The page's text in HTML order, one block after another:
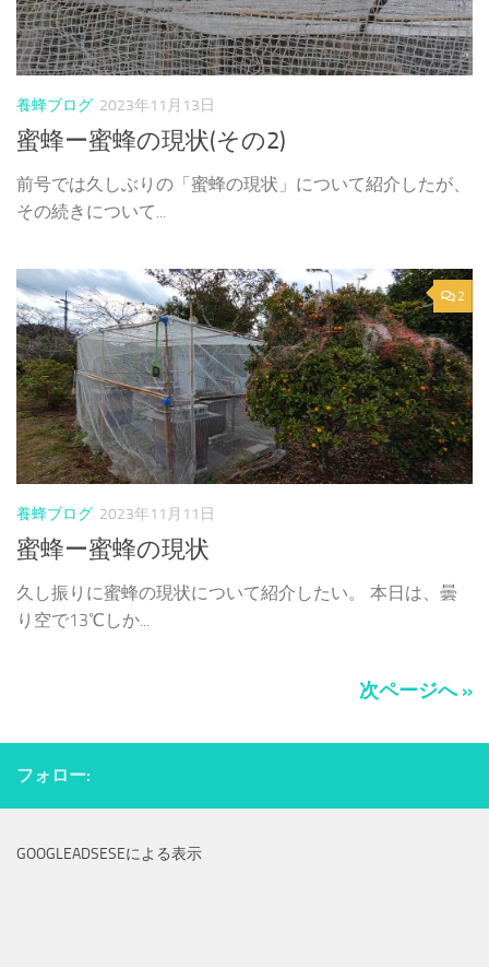
養蜂ブログ 2023年11月13日
蜜蜂ー蜜蜂の現状(その2)
前号では久しぶりの「蜜蜂の現状」について紹介したが、
その続きについて...
2
養蜂ブログ 2023年11月11日
蜜蜂ー蜜蜂の現状
久し振りに蜜蜂の現状について紹介したい。 本日は、曇
り空で13℃しか...
次ページへ »
フォロー:
GOOGLEADSESEによる表示